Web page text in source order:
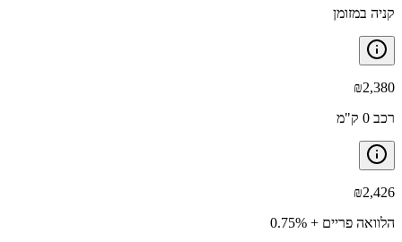
קניה במזומן
₪2,380
רכב 0 ק"מ
₪2,426
הלוואה פריים + 0.75%